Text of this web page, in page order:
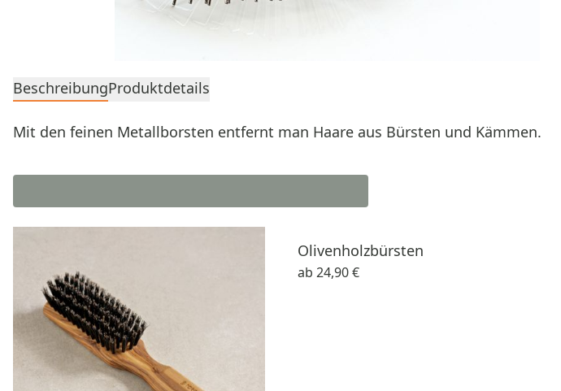
BeschreibungProduktdetails
Mit den feinen Metallborsten entfernt man Haare aus Bürsten und Kämmen.
Olivenholzbürsten
ab 24,90 €